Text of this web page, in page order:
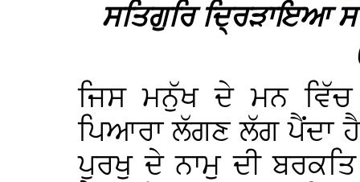
ਸਤਿਗੁਰਿ ਦ੍ਰਿੜਾਇਆ
ਜਿਸ ਮਨੁੱਖ ਦੇ ਮਨ
ਪਿਆਰਾ ਲੱਗਣ ਲੱਗ ਪੈਂਦਾ
ਪੁਰਖੁ ਦੇ ਨਾਮੁ ਦੀ